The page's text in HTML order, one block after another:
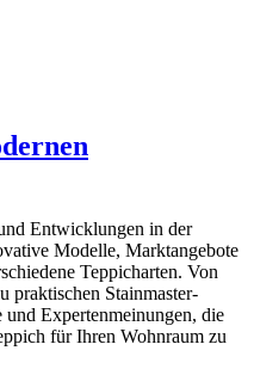
Entwicklungen in der
Modelle, Marktangebote
Teppicharten. Von
praktischen Stainmaster-
Expertenmeinungen, die
für Ihren Wohnraum zu